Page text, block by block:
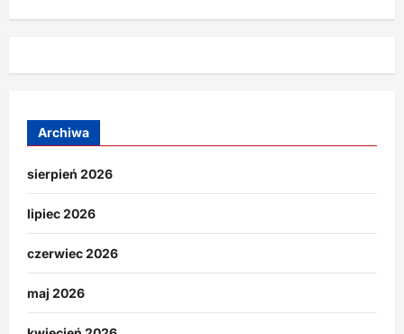
Archiwa
sierpień 2026
lipiec 2026
czerwiec 2026
maj 2026